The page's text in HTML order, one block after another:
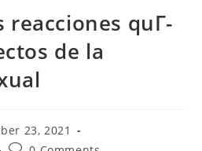
reacciones quГ­
de la
23, 2021